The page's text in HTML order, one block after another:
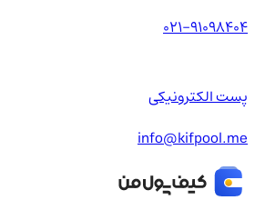
021-91098404
پست الکترونیکی
info@kifpool.me